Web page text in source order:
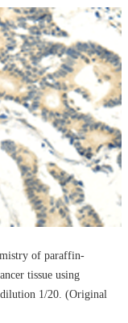
of paraffin-
tissue using
1/20. (Original